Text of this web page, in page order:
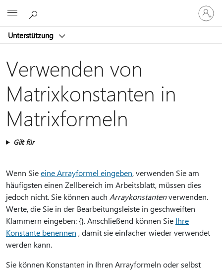
Unterstützung
Bei
Ihrem
Konto
Verwenden von
Matrixkonstanten in
Matrixformeln
Gilt für
Wenn Sieeine Arrayformel eingeben, verwenden Sie am
häufigsten einen Zellbereich im Arbeitsblatt, müssen dies
jedoch nicht. Sie können auch Arraykonstantenverwenden.
Werte, die Sie in der Bearbeitungsleiste in geschweiften
Klammern eingeben: {}. Anschließend können Sie Ihre
Konstante benennen , damit sie einfacher wieder verwendet
werden kann.
Sie können Konstanten in Ihren Arrayformeln oder selbst